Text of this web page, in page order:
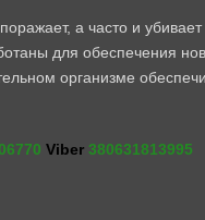
а часто и
для обеспечения
организме
Viber380631813995